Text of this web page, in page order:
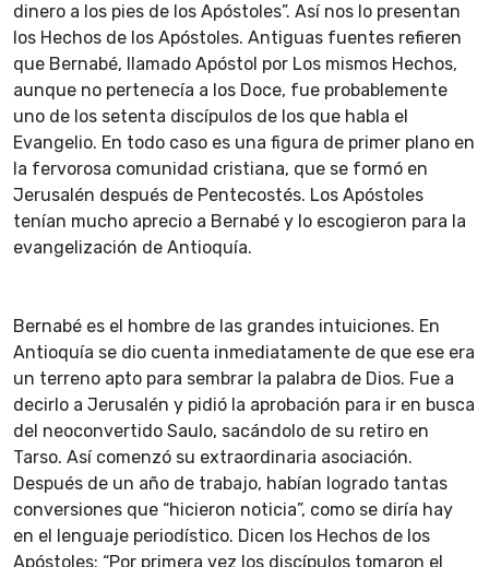
dinero a los pies de los Apóstoles”. Así nos lo presentan
los Hechos de los Apóstoles. Antiguas fuentes refieren
que Bernabé, llamado Apóstol por Los mismos Hechos,
aunque no pertenecía a los Doce, fue probablemente
uno de los setenta discípulos de los que habla el
Evangelio. En todo caso es una figura de primer plano en
la fervorosa comunidad cristiana, que se formó en
Jerusalén después de Pentecostés. Los Apóstoles
tenían mucho aprecio a Bernabé y lo escogieron para la
evangelización de Antioquía.
Bernabé es el hombre de las grandes intuiciones. En
Antioquía se dio cuenta inmediatamente de que ese era
un terreno apto para sembrar la palabra de Dios. Fue a
decirlo a Jerusalén y pidió la aprobación para ir en busca
del neoconvertido Saulo, sacándolo de su retiro en
Tarso. Así comenzó su extraordinaria asociación.
Después de un año de trabajo, habían logrado tantas
conversiones que “hicieron noticia”, como se diría hay
en el lenguaje periodístico. Dicen los Hechos de los
Apóstoles: “Por primera vez los discípulos tomaron el